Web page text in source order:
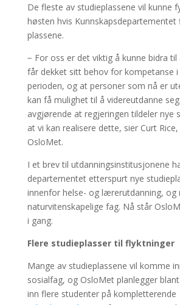
De fleste av studieplassene vil kunne
høsten hvis Kunnskapsdepartementet
plassene.
− For oss er det viktig å kunne bidra
får dekket sitt behov for kompetanse i
perioden, og at personer som nå er
kan få mulighet til å videreutdanne
avgjørende at regjeringen tildeler nye
at vi kan realisere dette, sier Curt
OsloMet.
I et brev til utdanningsinstitusjonene
departementet etterspurt nye
innenfor helse- og lærerutdanning, og
naturvitenskapelige fag. Nå står
i gang.
Flere studieplasser til flyktninger
Mange av studieplassene vil komme
sosialfag, og OsloMet planlegger
inn flere studenter på kompletterende